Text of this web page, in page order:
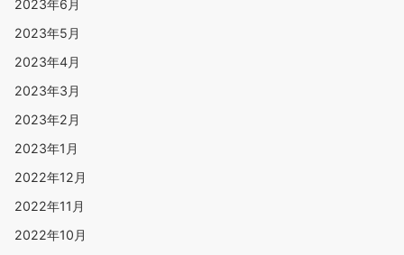
2023年6月
2023年5月
2023年4月
2023年3月
2023年2月
2023年1月
2022年12月
2022年11月
2022年10月